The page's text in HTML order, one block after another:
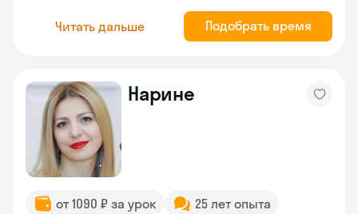
Читать дальше Подобрать время
Нарине
от 1090 ₽ за урок 25 лет опыта